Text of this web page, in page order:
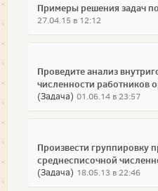
Примеры решения задач
27.04.15 в 12:12
Проведите анализ
численности работников
(Задача) 01.06.14 в 23:57
Произвести группировку
среднесписочной
(Задача) 18.05.13 в 22:46